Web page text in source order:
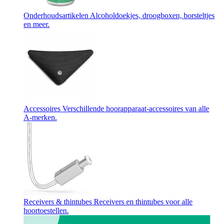
Onderhoudsartikelen Alcoholdoekjes, droogboxen, borsteltjes
en meer.
Accessoires Verschillende hoorapparaat-accessoires van alle
A-merken.
Receivers & thintubes Receivers en thintubes voor alle
hoortoestellen.